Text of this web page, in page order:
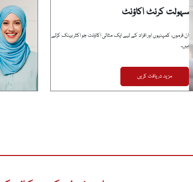
سہولت کرنٹ اکاؤنٹ
ان فرموں، کمپنیوں اور افراد کے لیے ایک مثالی اکاؤنٹ جو اکثر بینک کرتے
ہیں۔
مزید دریافت کریں